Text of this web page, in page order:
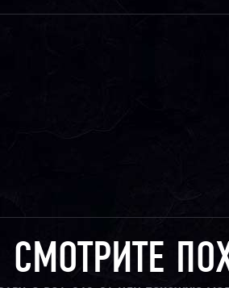
СМОТРИТЕ